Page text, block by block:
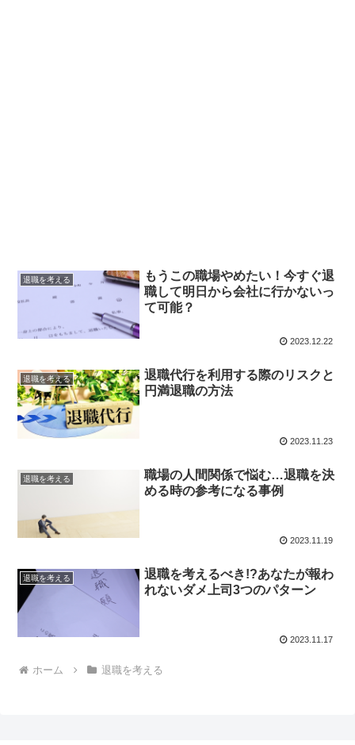
退職を考える
もうこの職場やめたい！今すぐ退
職して明日から会社に行かないっ
て可能？
2023.12.22
退職を考える
退職代行を利用する際のリスクと
円満退職の方法
2023.11.23
退職を考える
職場の人間関係で悩む…退職を決
める時の参考になる事例
2023.11.19
退職を考える
退職を考えるべき!?あなたが報わ
れないダメ上司3つのパターン
2023.11.17
ホーム 退職を考える